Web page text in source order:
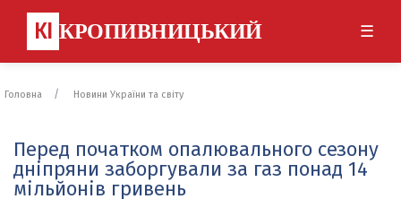
КІ КРОПИВНИЦЬКИЙ ☰
Головна Новини України та світу
Перед початком опалювального сезону
дніпряни заборгували за газ понад 14
мільйонів гривень